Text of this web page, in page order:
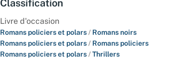
Classification
Livre d'occasion
Romans policiers et polars / Romans noirs
Romans policiers et polars / Romans policiers
Romans policiers et polars /Thrillers